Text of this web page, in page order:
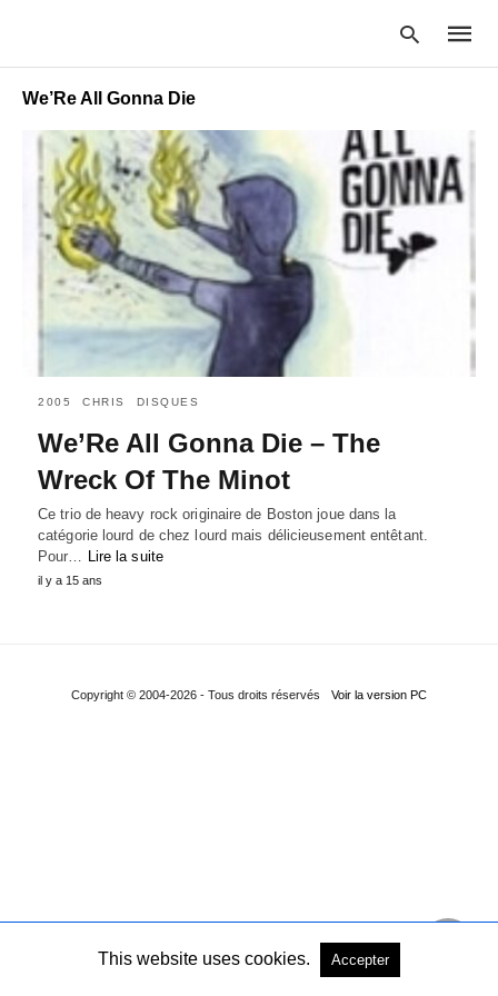
Type
your
search
enter:
We’Re All Gonna Die
2005 CHRIS DISQUES
We’Re All Gonna Die – The
Wreck Of The Minot
Ce trio de heavy rock originaire de Boston joue dans la
catégorie lourd de chez lourd mais délicieusement entêtant.
Pour… Lire la suite
il y a 15 ans
Copyright © 2004-2026 - Tous droits réservés Voir la version PC
This website uses cookies. Accepter